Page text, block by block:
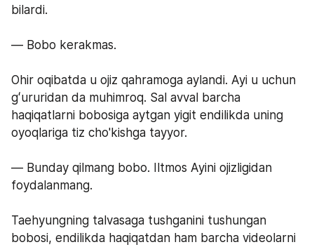
bilardi.
— Bobo kerakmas.
Ohir oqibatda u ojiz qahramoga aylandi. Ayi u uchun
gʻururidan da muhimroq. Sal avval barcha
haqiqatlarni bobosiga aytgan yigit endilikda uning
oyoqlariga tiz cho'kishga tayyor.
— Bunday qilmang bobo. Iltmos Ayini ojizligidan
foydalanmang.
Taehyungning talvasaga tushganini tushungan
bobosi, endilikda haqiqatdan ham barcha videolarni